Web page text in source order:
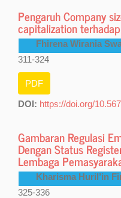
Pengaruh Company
capitalization
Fhirena Wirania
311-324
PDF
DOI: https://doi.org/
Gambaran Regulasi
Dengan Status
Lembaga
Kharisma Huril’in
325-336